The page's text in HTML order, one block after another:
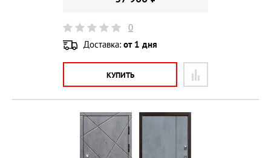
0
Доставка: от 1 дня
КУПИТЬ